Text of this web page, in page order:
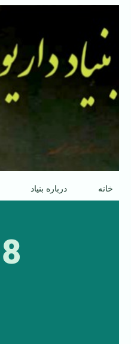
پرش
محتوا
خانه درباره بنیاد